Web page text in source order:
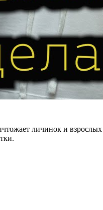
личинок и взрослых